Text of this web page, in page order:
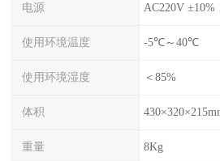
电源 AC220V ±10%
使用环境温度 -5℃～40℃
使用环境湿度 ＜85%
体积
重量 8Kg